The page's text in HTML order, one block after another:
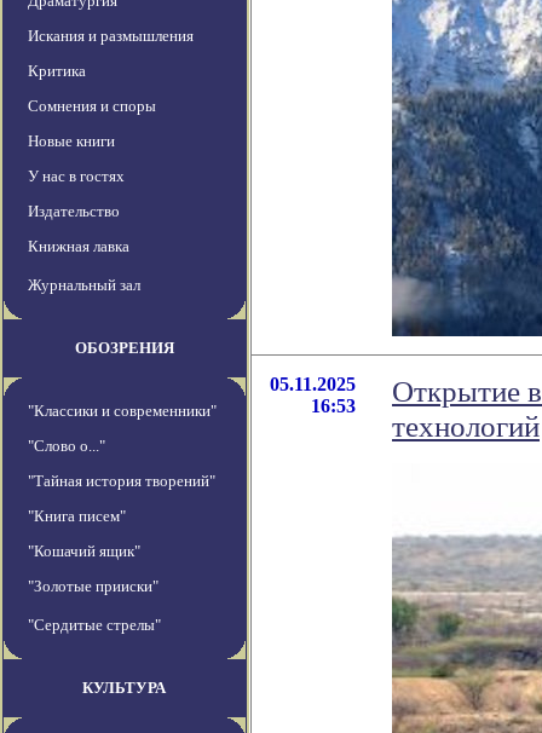
Искания и размышления
Критика
Сомнения и споры
Новые книги
У нас в гостях
Издательство
Книжная лавка
Журнальный зал
ОБОЗРЕНИЯ
"Классики и современники"
"Слово о..."
"Тайная история творений"
"Книга писем"
"Кошачий ящик"
"Золотые прииски"
"Сердитые стрелы"
КУЛЬТУРА
05.11.2025
16:53
Открытие
технологий